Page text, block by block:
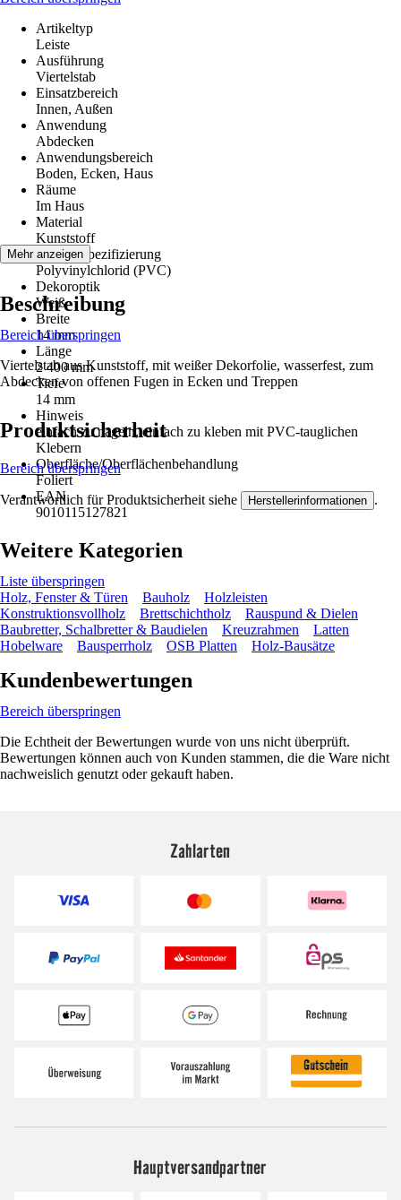
Artikeltyp
Leiste
Ausführung
Viertelstab
Einsatzbereich
Innen, Außen
Anwendung
Abdecken
Anwendungsbereich
Boden, Ecken, Haus
Räume
Im Haus
Material
Kunststoff
Materialspezifizierung
Polyvinylchlorid (PVC)
Dekoroptik
Weiß
Breite
14 mm
Länge
2 400 mm
Tiefe
14 mm
Hinweis
einfach zu nageln, einfach zu kleben mit PVC-tauglichen
Klebern
Oberfläche/Oberflächenbehandlung
Foliert
EAN
9010115127821
Mehr anzeigen
Beschreibung
Bereich überspringen
Viertelstab aus Kunststoff, mit weißer Dekorfolie, wasserfest, zum
Abdecken von offenen Fugen in Ecken und Treppen
Produktsicherheit
Bereich überspringen
Verantwortlich für Produktsicherheit siehe Herstellerinformationen .
Weitere Kategorien
Liste überspringen
Holz, Fenster & Türen
Bauholz
Holzleisten
Konstruktionsvollholz
Brettschichtholz
Rauspund & Dielen
Baubretter, Schalbretter & Baudielen
Kreuzrahmen
Latten
Hobelware
Bausperrholz OSB Platten Holz-Bausätze
Kundenbewertungen
Bereich überspringen
Die Echtheit der Bewertungen wurde von uns nicht überprüft.
Bewertungen können auch von Kunden stammen, die die Ware nicht
nachweislich genutzt oder gekauft haben.
Zahlarten
Hauptversandpartner